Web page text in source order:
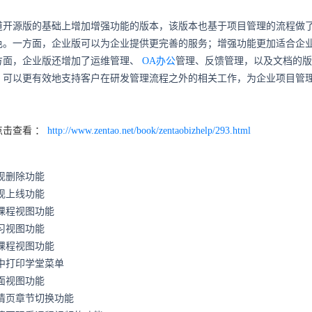
源版的基础上增加增强功能的版本，该版本也基于项目管理的流程做
一方面，企业版可以为企业提供更完善的服务；增强功能更加适合企
，企业版还增加了运维管理、 OA办公管理、反馈管理，以及文档的
以更有效地支持客户在研发管理流程之外的相关工作，为企业项目管
查看 ： http://www.zentao.net/book/zentaobizhelp/293.html
删除功能
上线功能
程视图功能
视图功能
程视图功能
打印学堂菜单
视图功能
页章节切换功能